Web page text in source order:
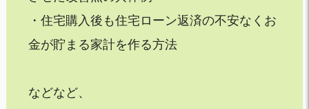
・住宅購入後も住宅ローン返済の不安なくお
金が貯まる家計を作る方法
などなど、